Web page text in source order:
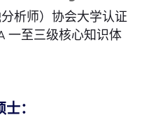
析师）协会大学认证
一至三级核心知识体
：